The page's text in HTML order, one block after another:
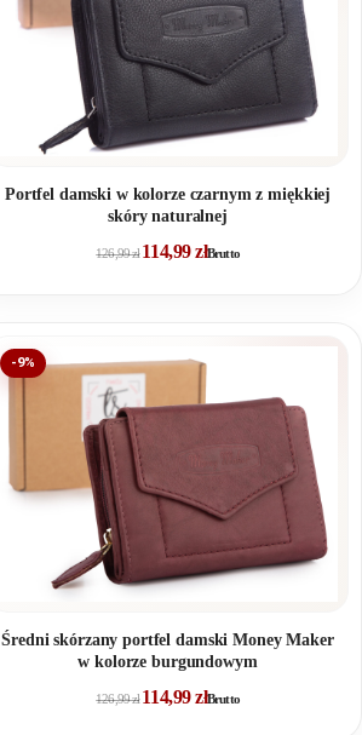
Portfel damski w kolorze czarnym z miękkiej
skóry naturalnej
126,99zł 114,99złBrutto
-9%
Średni skórzany portfel damski Money Maker
w kolorze burgundowym
126,99zł 114,99złBrutto